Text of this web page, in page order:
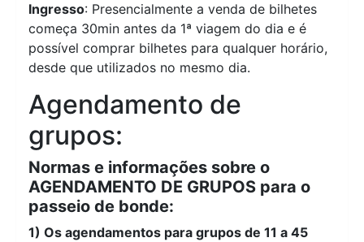
Ingresso: Presencialmente a venda de bilhetes
começa 30min antes da 1ª viagem do dia e é
possível comprar bilhetes para qualquer horário,
desde que utilizados no mesmo dia.
Agendamento de
grupos:
Normas e informações sobre o
AGENDAMENTO DE GRUPOS para o
passeio de bonde:
1) Os agendamentos para grupos de 11 a 45